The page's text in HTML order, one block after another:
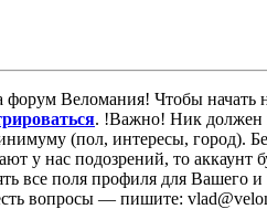
форум Веломания! Чтобы начать
. !Важно! Ник должен
(пол, интересы, город).
у нас подозрений, то аккаунт
все поля профиля для Вашего
вопросы — пишите: